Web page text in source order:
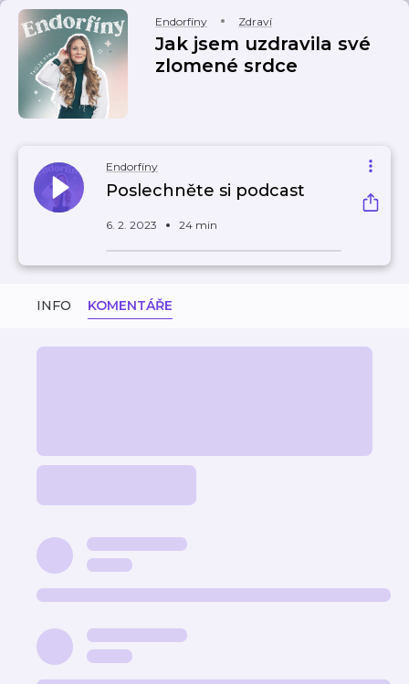
Endorfíny Zdraví
Jak jsem uzdravila své
zlomené srdce
Endorfíny
Poslechněte si podcast
6. 2. 2023 24 min
INFO KOMENTÁŘE